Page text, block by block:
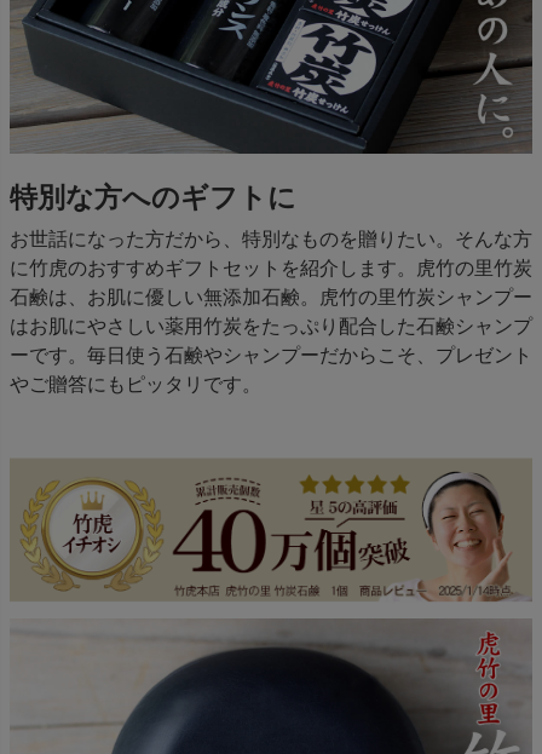
特別な方へのギフトに
お世話になった方だから、特別なものを贈りたい。そんな方
に竹虎のおすすめギフトセットを紹介します。虎竹の里竹炭
石鹸は、お肌に優しい無添加石鹸。虎竹の里竹炭シャンプー
はお肌にやさしい薬用竹炭をたっぷり配合した石鹸シャンプ
ーです。毎日使う石鹸やシャンプーだからこそ、プレゼント
やご贈答にもピッタリです。